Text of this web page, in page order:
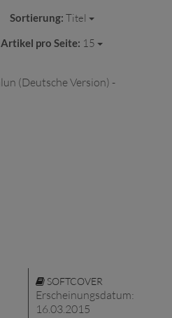
Sortierung: Titel
Artikel pro Seite: 15
SOFTCOVER
Erscheinungsdatum:
16.03.2015